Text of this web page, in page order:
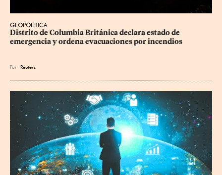
GEOPOLÍTICA
Distrito de Columbia Británica declara estado de
emergencia y ordena evacuaciones por incendios
Por Reuters